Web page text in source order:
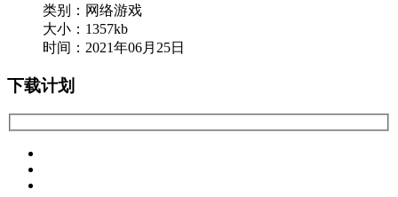
类别：网络游戏
大小：1357kb
时间：2021年06月25日
下载计划